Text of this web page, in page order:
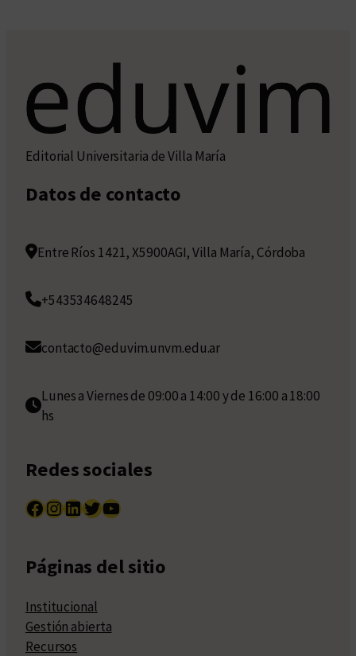
Editorial Universitaria de Villa María
Datos de contacto
Entre Ríos 1421, X5900AGI, Villa María, Córdoba
+543534648245
contacto@eduvim.unvm.edu.ar
Lunes a Viernes de 09:00 a 14:00 y de 16:00 a 18:00
hs
Redes sociales
Facebook InstagramLinkedIn Twitter YouTube
Páginas del sitio
Institucional
Gestión abierta
Recursos